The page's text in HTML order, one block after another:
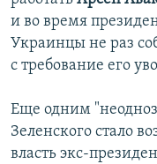
и во время
Украинцы не раз
с требование его
Еще одним
Зеленского стало
власть экс-